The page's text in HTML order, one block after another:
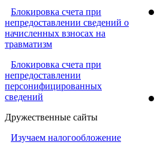
Блокировка счета при
непредоставлении сведений о
начисленных взносах на
травматизм
Блокировка счета при
непредоставлении
персонифицированных
сведений
Дружественные сайты
Изучаем налогообложение